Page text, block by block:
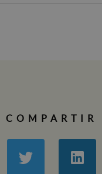
COMPARTIR